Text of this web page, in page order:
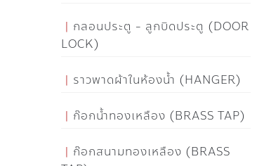
กลอนประตู - ลูกบิดประตู (DOOR
LOCK)
ราวพาดผ้าในห้องน้ำ (HANGER)
ก๊อกน้ำทองเหลือง (BRASS TAP)
ก๊อกสนามทองเหลือง (BRASS